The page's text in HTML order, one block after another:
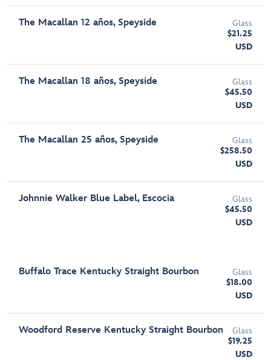
The Macallan 12 años, Speyside
Glass
$21.25
USD
The Macallan 18 años, Speyside
Glass
$45.50
USD
The Macallan 25 años, Speyside
Glass
$258.50
USD
Johnnie Walker Blue Label, Escocia
Glass
$45.50
USD
Buffalo Trace Kentucky Straight Bourbon
Glass
$18.00
USD
Woodford Reserve Kentucky Straight Bourbon
Glass
$19.25
USD